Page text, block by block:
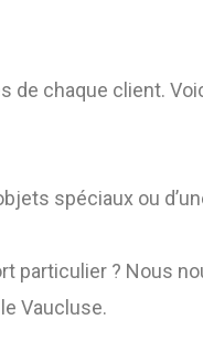
de chaque client.
spéciaux ou
particulier ? Nous
Vaucluse.